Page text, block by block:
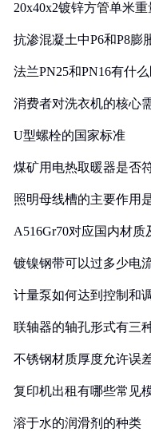
20x40x2镀锌方管单米
抗渗混凝土中P6和P8膨
法兰PN25和PN16有什么
消费者对洗衣机的核心
U型螺栓的国家标准
煤矿用电热取暖器是否
照明母线槽的主要作用
A516Gr70对应国内材
镀镍钢带可以过多少电
计量泵如何达到控制和
联轴器的轴孔形式有三
不锈钢材质厚度允许误
复印机出租有哪些常见
溶于水的润滑剂的种类